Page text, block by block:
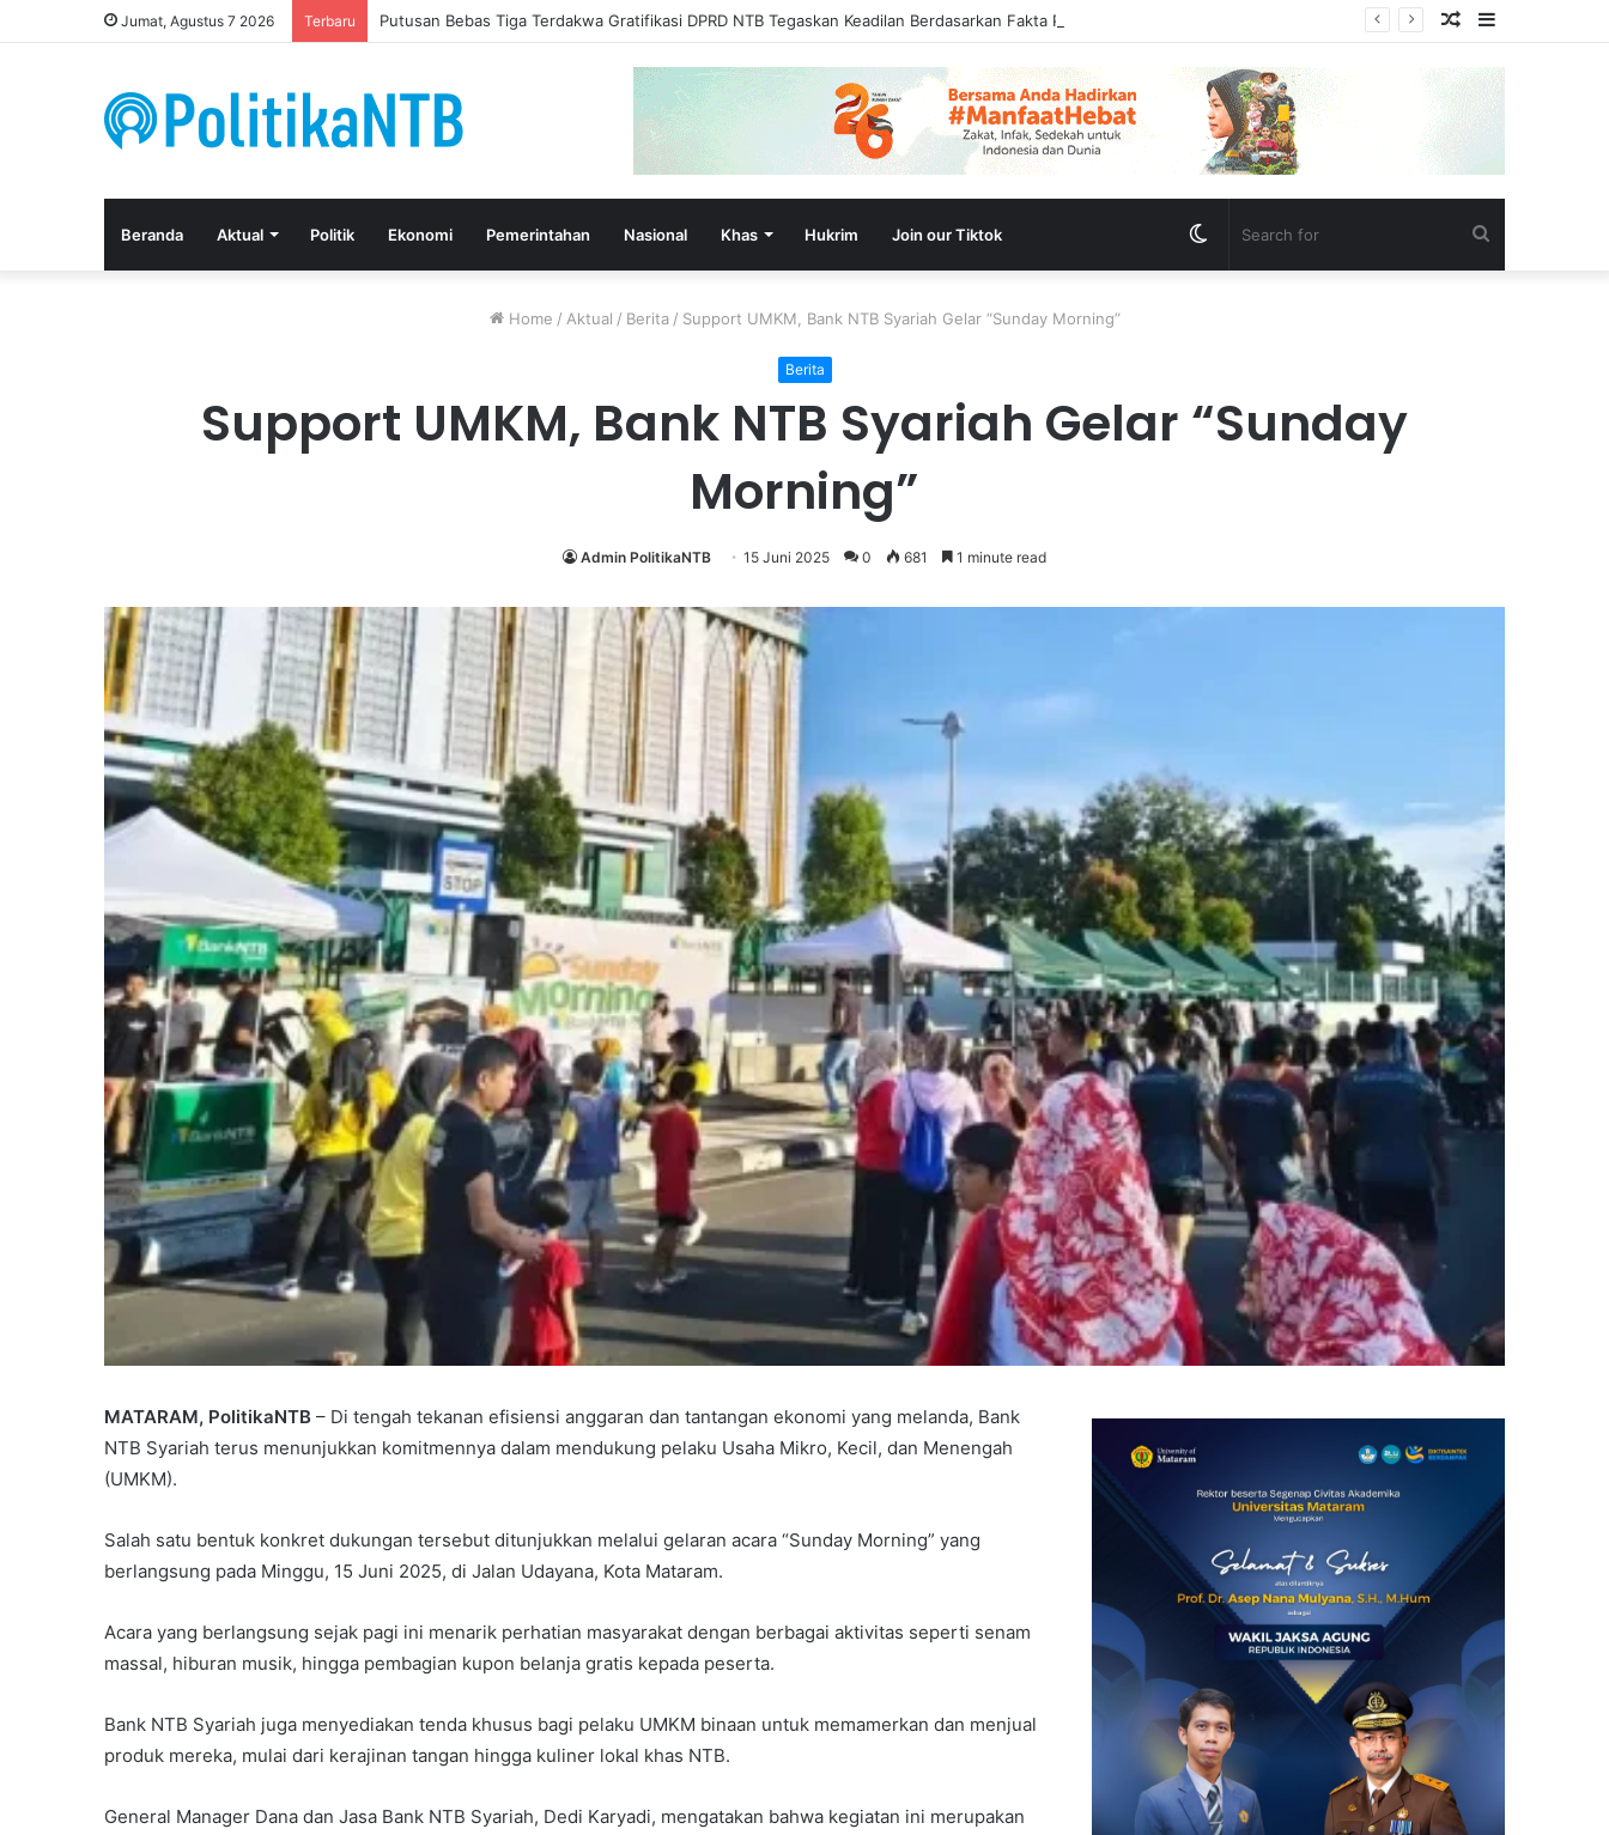
Jumat, Agustus 7 2026 Terbaru Putusan Bebas Tiga Terdakwa Gratifikasi DPRD NTB Tegaskan Keadilan Berdasarkan Fakta Persidangan Sidebar
Random
Beranda Aktual Politik Ekonomi Pemerintahan Nasional Khas Hukrim Join our Tiktok Switch
Home / Aktual / Berita / Support UMKM, Bank NTB Syariah Gelar “Sunday Morning”
Berita
Support UMKM, Bank NTB Syariah Gelar “Sunday
Morning”
Admin PolitikaNTB 15 Juni 2025 0 681 1 minute read
MATARAM, PolitikaNTB – Di tengah tekanan efisiensi anggaran dan tantangan ekonomi yang melanda, Bank
NTB Syariah terus menunjukkan komitmennya dalam mendukung pelaku Usaha Mikro, Kecil, dan Menengah
(UMKM).
Salah satu bentuk konkret dukungan tersebut ditunjukkan melalui gelaran acara “Sunday Morning” yang
berlangsung pada Minggu, 15 Juni 2025, di Jalan Udayana, Kota Mataram.
Acara yang berlangsung sejak pagi ini menarik perhatian masyarakat dengan berbagai aktivitas seperti senam
massal, hiburan musik, hingga pembagian kupon belanja gratis kepada peserta.
Bank NTB Syariah juga menyediakan tenda khusus bagi pelaku UMKM binaan untuk memamerkan dan menjual
produk mereka, mulai dari kerajinan tangan hingga kuliner lokal khas NTB.
General Manager Dana dan Jasa Bank NTB Syariah, Dedi Karyadi, mengatakan bahwa kegiatan ini merupakan